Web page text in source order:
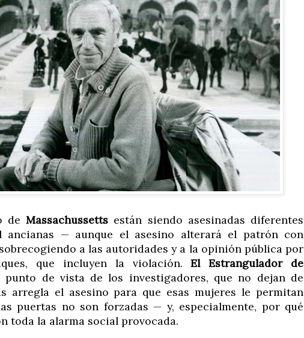
deMassachussetts están siendo asesinadas diferentes
ancianas — aunque el asesino alterará el patrón con
a las autoridades y a la opinión pública por
que incluyen la violación.El Estrangulador de
de vista de los investigadores, que no dejan de
arregla el asesino para que esas mujeres le permitan
puertas no son forzadas — y, especialmente, por qué
toda la alarma social provocada.